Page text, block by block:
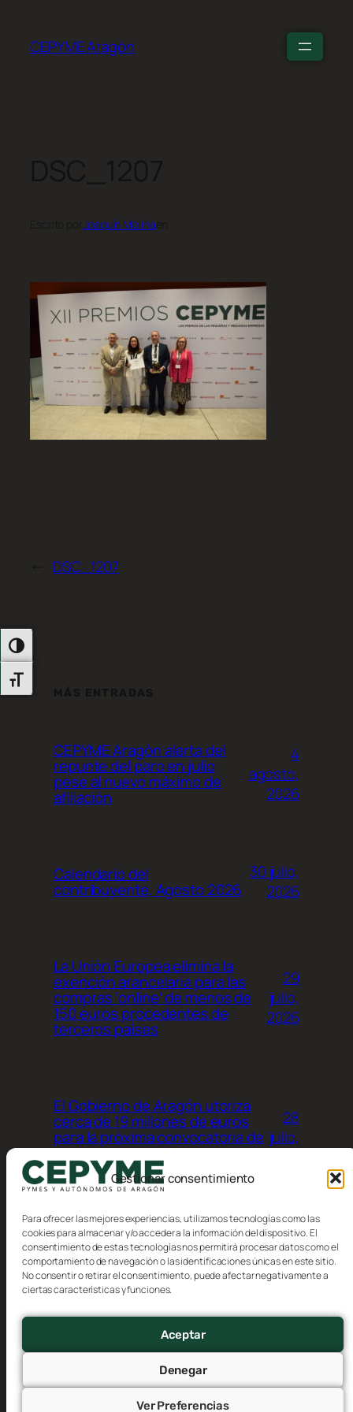
Gestionar consentimiento
Para ofrecer las mejores experiencias, utilizamos tecnologías como las
cookies para almacenar y/o acceder a la información del dispositivo. El
consentimiento de estas tecnologías nos permitirá procesar datos como el
comportamiento de navegación o las identificaciones únicas en este sitio.
No consentir o retirar el consentimiento, puede afectar negativamente a
ciertas características y funciones.
Aceptar
Denegar
Ver Preferencias
Alternar Alto Contraste
Alternar Tamaño De Letra
CEPYME Aragón
Joaquín Molina
DSC_1207
CEPYME Aragón alerta del
repunte del paro en julio
pese al nuevo máximo de
afiliación
4
agosto,
2026
Calendario del
contribuyente, Agosto 2026
30 julio,
2026
La Unión Europea elimina la
exención arancelaria para las
compras ‘online’ de menos de
150 euros procedentes de
terceros países
29
julio,
2026
El Gobierno de Aragón utoriza
cerca de 19 millones de euros
para la próxima convocatoria de
ayudas a industrias
agroalimentarias
28
julio,
Autores
Eventos